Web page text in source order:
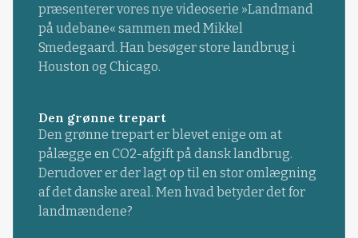
præsenterer vores nye videoserie »Landmand
på udebane« sammen med Mikkel
Smedegaard. Han besøger store landbrug i
Houston og Chicago.
Den grønne trepart
Den grønne trepart er blevet enige om at
pålægge en CO2-afgift på dansk landbrug.
Derudover er der lagt op til en stor omlægning
af det danske areal. Men hvad betyder det for
landmændene?